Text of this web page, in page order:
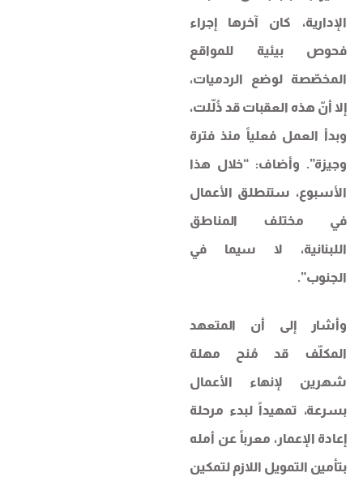
الإدارية، كان آخرها إجراء
فحوص بيئية للمواقع
المخصّصة لوضع الردميات،
إلا أنّ هذه العقبات قد ذُلّلت،
وبدأ العمل فعلياً منذ فترة
وجيزة”. وأضاف: “خلال هذا
الأسبوع، ستنطلق الأعمال
في مختلف المناطق
اللبنانية، لا سيما في
الجنوب”.
وأشار إلى أن المتعهد
المكلّف قد مُنح مهلة
شهرين لإنهاء الأعمال
بسرعة، تمهيداً لبدء مرحلة
إعادة الإعمار، معرباً عن أمله
بتأمين التمويل اللازم لتمكين